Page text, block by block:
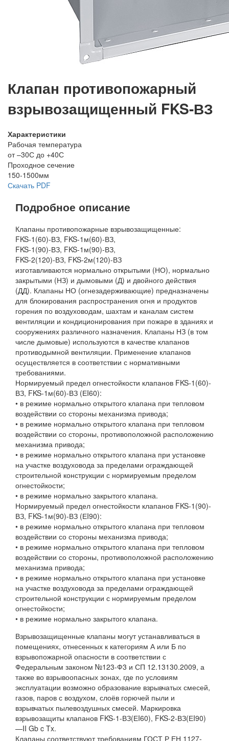
Клапан противопожарный
взрывозащищенный FKS-ВЗ
Характеристики
Рабочая температура
от –30С до +40С
Проходное сечение
150-1500мм
Скачать PDF
Подробное описание
Клапаны противопожарные взрывозащищенные:
FKS-1(60)-ВЗ, FKS-1м(60)-ВЗ,
FKS-1(90)-ВЗ, FKS-1м(90)-ВЗ,
FKS-2(120)-ВЗ, FKS-2м(120)-ВЗ
изготавливаются нормально открытыми (НО), нормально
закрытыми (НЗ) и дымовыми (Д) и двойного действия
(ДД). Клапаны НО (огнезадерживающие) предназначены
для блокирования распространения огня и продуктов
горения по воздуховодам, шахтам и каналам систем
вентиляции и кондиционирования при пожаре в зданиях и
сооружениях различного назначения. Клапаны НЗ (в том
числе дымовые) используются в качестве клапанов
противодымной вентиляции. Применение клапанов
осуществляется в соответствии с нормативными
требованиями.
Нормируемый предел огнестойкости клапанов FKS-1(60)-
ВЗ, FKS-1м(60)-ВЗ (ЕI60):
• в режиме нормально открытого клапана при тепловом
воздействии со стороны механизма привода;
• в режиме нормально открытого клапана при тепловом
воздействии со стороны, противоположной расположению
механизма привода;
• в режиме нормально открытого клапана при установке
на участке воздуховода за пределами ограждающей
строительной конструкции с нормируемым пределом
огнестойкости;
• в режиме нормально закрытого клапана.
Нормируемый предел огнестойкости клапанов FKS-1(90)-
ВЗ, FKS-1м(90)-ВЗ (ЕI90):
• в режиме нормально открытого клапана при тепловом
воздействии со стороны механизма привода;
• в режиме нормально открытого клапана при тепловом
воздействии со стороны, противоположной расположению
механизма привода;
• в режиме нормально открытого клапана при установке
на участке воздуховода за пределами ограждающей
строительной конструкции с нормируемым пределом
огнестойкости;
• в режиме нормально закрытого клапана.
Взрывозащищенные клапаны могут устанавливаться в
помещениях, отнесенных к категориям А или Б по
взрывопожарной опасности в соответствии с
Федеральным законом №123-Ф3 и СП 12.13130.2009, а
также во взрывоопасных зонах, где по условиям
эксплуатации возможно образование взрывчатых смесей,
газов, паров с воздухом, слоёв горючей пыли и
взрывчатых пылевоздушных смесей. Маркировка
взрывозащиты клапанов FKS-1-ВЗ(ЕI60), FKS-2-ВЗ(ЕI90)
—II Gb c Tx.
Клапаны соответствуют требованиям ГОСТ Р ЕН 1127-